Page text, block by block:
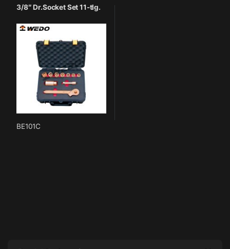
3/8″ Dr.Socket Set 11-tlg.
BE101C